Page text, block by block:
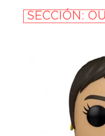
SECCIÓN: